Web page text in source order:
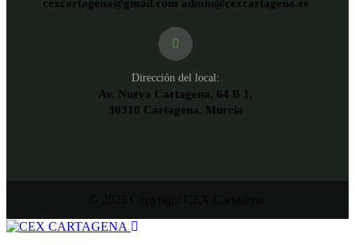
cexcartagena@gmail.com admin@cexcartagena.es
Dirección del local:
Av. Nueva Cartagena, 64 B 1,
30310 Cartagena, Murcia